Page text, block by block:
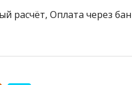
расчёт, Оплата через